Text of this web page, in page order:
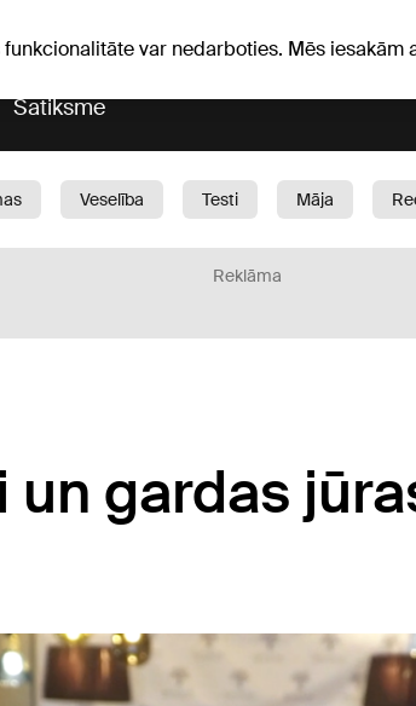
var nedarboties. Mēs iesakām
Satiksme
Veselība Testi Māja
Reklāma
gardas